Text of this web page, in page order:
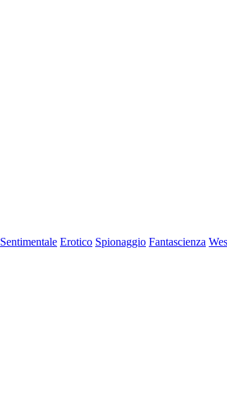
Sentimentale Erotico Spionaggio Fantascienza